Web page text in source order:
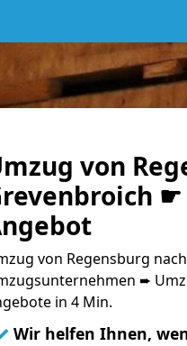
von
☛
von Regensburg
➨
in 4 Min.
Wir helfen Ihnen,